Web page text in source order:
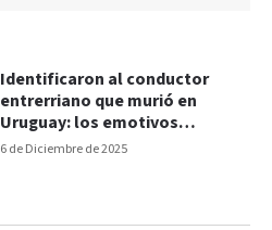
6 de Diciembre de 2025
Identificaron al conductor
entrerriano que murió en
Uruguay: los emotivos
mensajes de despedida